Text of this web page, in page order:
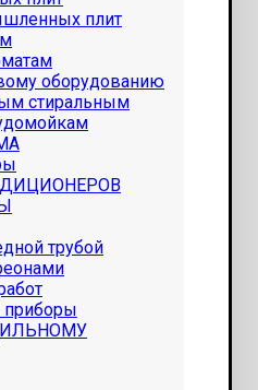
плит
оборудованию
стиральным
трубой
приборы